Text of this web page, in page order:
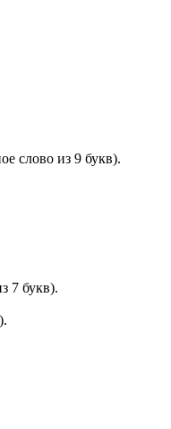
слово из 9 букв).
7 букв).